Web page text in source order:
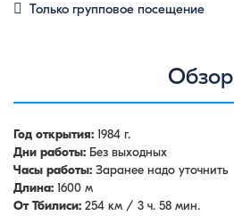
Только групповое посещение
Обзор
Год открытия: 1984 г.
Дни работы: Без выходных
Часы работы: Заранее надо уточнить
Длина: 1600 м
От Тбилиси: 254 км / 3 ч. 58 мин.